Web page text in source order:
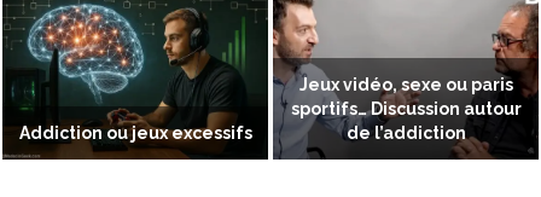
Addiction ou jeux excessifs
Jeux vidéo, sexe ou paris
sportifs… Discussion autour
de l’addiction